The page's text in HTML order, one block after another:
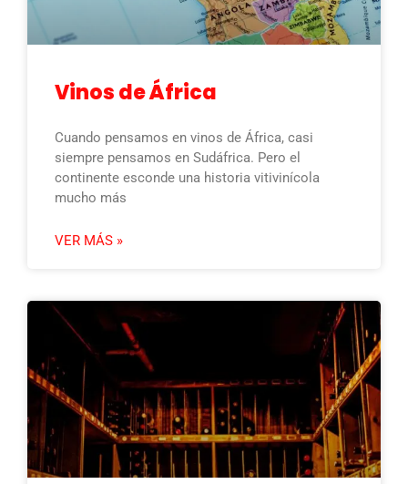
Vinos de África
Cuando pensamos en vinos de África, casi
siempre pensamos en Sudáfrica. Pero el
continente esconde una historia vitivinícola
mucho más
VER MÁS »